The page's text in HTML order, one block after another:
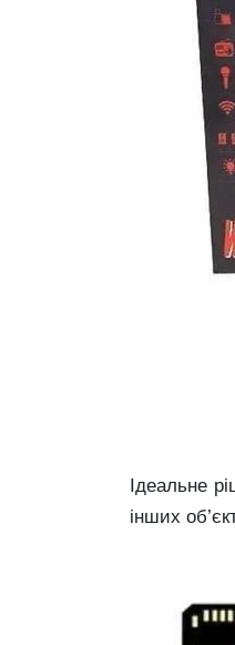
Ідеальне
інших